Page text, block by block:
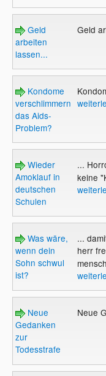
Geld
arbeiten
lassen...
Geld
Kondome
verschlimmern
das Aids-
Problem?
Wieder
Amoklauf in
deutschen
Schulen
...
keine
Was wäre,
wenn dein
Sohn schwul
ist?
...
herr
Neue
Gedanken
zur
Todesstrafe
Neue